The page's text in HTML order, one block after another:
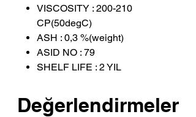
VISCOSITY : 200-210
CP(50degC)
ASH : 0,3 %(weight)
ASID NO : 79
SHELF LIFE : 2 YIL
Değerlendirmeler